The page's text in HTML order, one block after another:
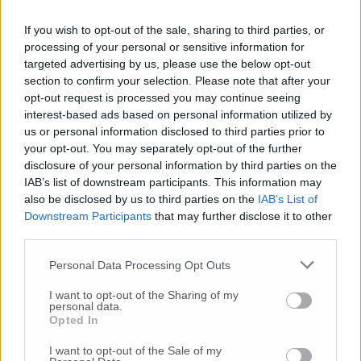
If you wish to opt-out of the sale, sharing to third parties, or
processing of your personal or sensitive information for
targeted advertising by us, please use the below opt-out
section to confirm your selection. Please note that after your
opt-out request is processed you may continue seeing
interest-based ads based on personal information utilized by
us or personal information disclosed to third parties prior to
your opt-out. You may separately opt-out of the further
disclosure of your personal information by third parties on the
IAB’s list of downstream participants. This information may
also be disclosed by us to third parties on the IAB’s List of
Downstream Participants that may further disclose it to other
Personal Data Processing Opt Outs
I want to opt-out of the Sharing of my
personal data.
Opted In
I want to opt-out of the Sale of my
dalle 14.30 alle 19.30. Martedì 26 gennaio dalle
ore 8,30 alle 13,30 e dalle 14,30 alle 19,30,
presso il Palasport Serenelli di via
Buffolarecciaa Loreto.
© RIPRODUZIONE RISERVATA
Vai alla home
Commenti